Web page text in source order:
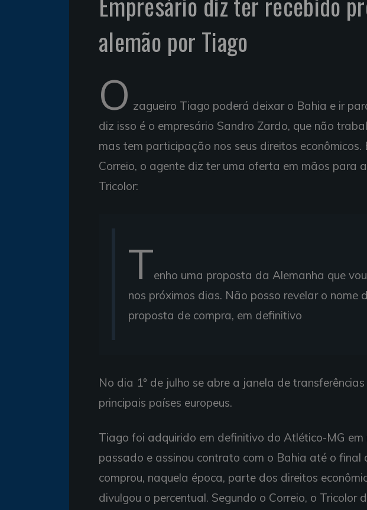
alemão por Tiago
O zagueiro Tiago poderá deixar o Bahia e ir
diz isso é o empresário Sandro Zardo, que não
mas tem participação nos seus direitos
Correio, o agente diz ter uma oferta em mãos para
Tricolor:
Tenho uma proposta da Alemanha que
nos próximos dias. Não posso revelar o nome
proposta de compra, em definitivo
No dia 1º de julho se abre a janela de
principais países europeus.
Tiago foi adquirido em definitivo do Atlético-MG em
passado e assinou contrato com o Bahia até o final
comprou, naquela época, parte dos direitos
divulgou o percentual. Segundo o Correio, o Tricolor